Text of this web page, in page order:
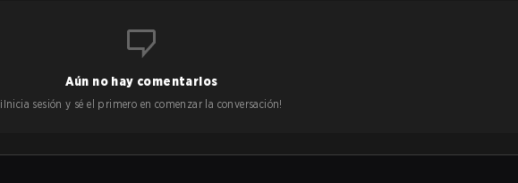
Aún no hay comentarios
¡Inicia sesión y sé el primero en comenzar la conversación!